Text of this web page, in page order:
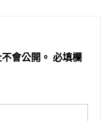
會公開。 必填欄